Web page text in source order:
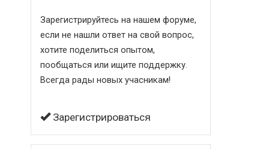
Зарегистрируйтесь на нашем форуме,
если не нашли ответ на свой вопрос,
хотите поделиться опытом,
пообщаться или ищите поддержку.
Всегда рады новых учасникам!
Зарегистрироваться